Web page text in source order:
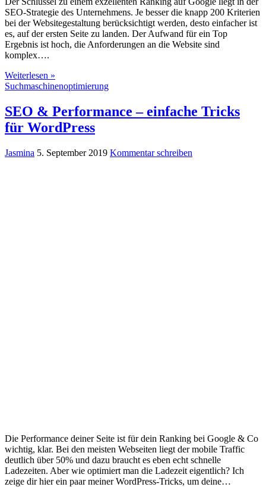
SEO-Strategie des Unternehmens. Je besser die knapp 200 Kriterien
bei der Websitegestaltung berücksichtigt werden, desto einfacher ist
es, auf der ersten Seite zu landen. Der Aufwand für ein Top
Ergebnis ist hoch, die Anforderungen an die Website sind
komplex….
Weiterlesen »
Suchmaschinenoptimierung
SEO & Performance – einfache Tricks
für WordPress
Jasmina 5. September 2019 Kommentar schreiben
Die Performance deiner Seite ist für dein Ranking bei Google & Co
wichtig, klar. Bei den meisten Webseiten liegt der mobile Traffic
deutlich über 50% und dazu braucht es eben echt schnelle
Ladezeiten. Aber wie optimiert man die Ladezeit eigentlich? Ich
zeige dir hier ein paar meiner WordPress-Tricks, um deine…